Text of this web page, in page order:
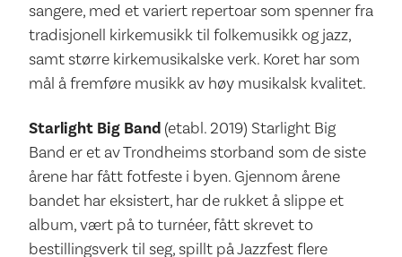
sangere, med et variert repertoar som spenner fra
tradisjonell kirkemusikk til folkemusikk og jazz,
samt større kirkemusikalske verk. Koret har som
mål å fremføre musikk av høy musikalsk kvalitet.
Starlight Big Band (etabl. 2019) Starlight Big
Band er et av Trondheims storband som de siste
årene har fått fotfeste i byen. Gjennom årene
bandet har eksistert, har de rukket å slippe et
album, vært på to turnéer, fått skrevet to
bestillingsverk til seg, spillt på Jazzfest flere